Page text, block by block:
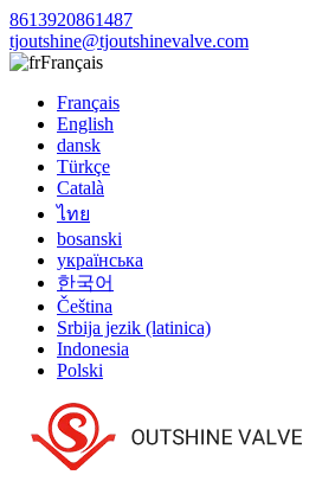
8613920861487
tjoutshine@tjoutshinevalve.com
Français
Français
English
dansk
Türkçe
Català
ไทย
bosanski
українська
한국어
Čeština
Srbija jezik (latinica)
Indonesia
Polski